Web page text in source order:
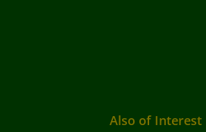
Also of Interest